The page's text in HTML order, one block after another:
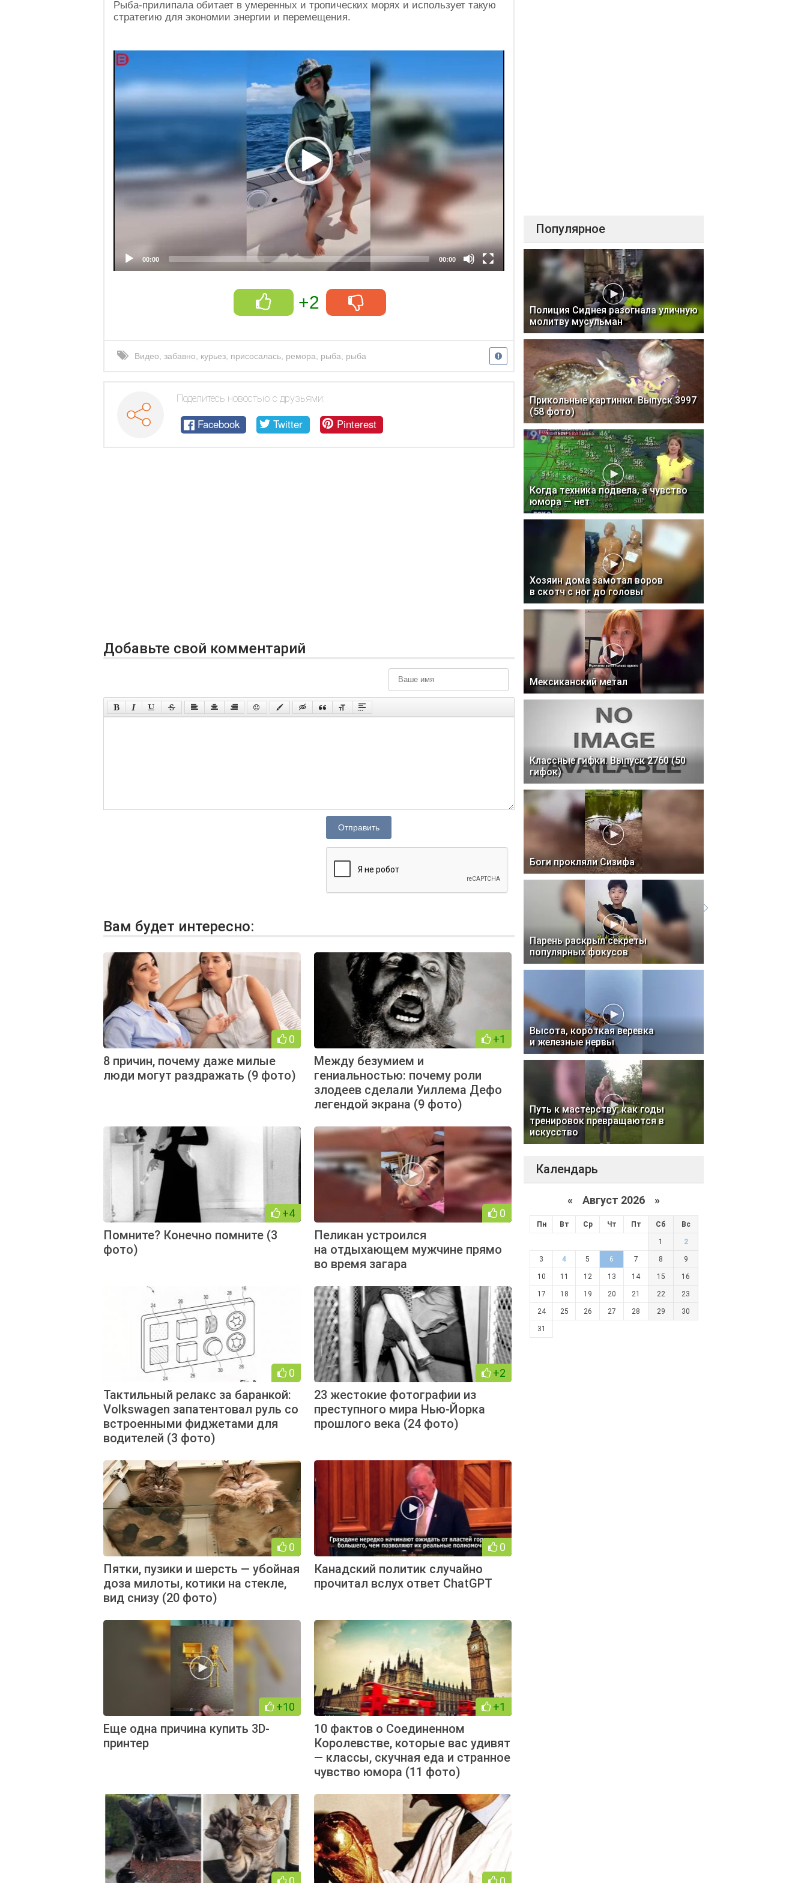
Рыба-прилипала обитает в умеренных и тропических морях и использует такую
стратегию для экономии энергии и перемещения.
Video
Player
00:00 00:00
+2
Видео забавно курьез присосалась ремора рыба
рыба
Поделитесь новостью с друзьями:
Facebook Twitter Pinterest
Добавьте свой комментарий
Отправить
Вам будет интересно:
0
8 причин, почему даже милые
люди могут раздражать (9 фото)
+1
Между безумием и
гениальностью: почему роли
злодеев сделали Уиллема Дефо
легендой экрана (9 фото)
+4
Помните? Конечно помните (3
фото)
0
Пеликан устроился
на отдыхающем мужчине прямо
во время загара
0
Тактильный релакс за баранкой:
Volkswagen запатентовал руль со
встроенными фиджетами для
водителей (3 фото)
+2
23 жестокие фотографии из
преступного мира Нью-Йорка
прошлого века (24 фото)
0
Пятки, пузики и шерсть — убойная
доза милоты, котики на стекле,
вид снизу (20 фото)
0
Канадский политик случайно
прочитал вслух ответ ChatGPT
+10
Еще одна причина купить 3D-
принтер
+1
10 фактов о Соединенном
Королевстве, которые вас удивят
— классы, скучная еда и странное
чувство юмора (11 фото)
Популярное
Полиция Сиднея разогнала уличную
молитву мусульман
Прикольные картинки. Выпуск 3997
(58 фото)
Когда техника подвела, а чувство
юмора — нет
Хозяин дома замотал воров
в скотч с ног до головы
Мексиканский метал
Классные гифки. Выпуск 2760 (50
гифок)
Боги прокляли Сизифа
Парень раскрыл секреты
популярных фокусов
Высота, короткая веревка
и железные нервы
Путь к мастерству: как годы
тренировок превращаются в
искусство
Календарь
« Август 2026 »
Пн Вт Ср Чт Пт Сб Вс
1 2
3 4 5 6 7 8 9
10 11 12 13 14 15 16
17 18 19 20 21 22 23
24 25 26 27 28 29 30
31